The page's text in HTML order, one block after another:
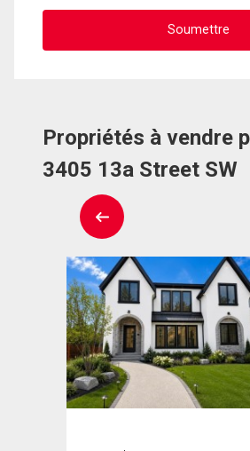
Propriétés à vendre
3405 13a Street SW